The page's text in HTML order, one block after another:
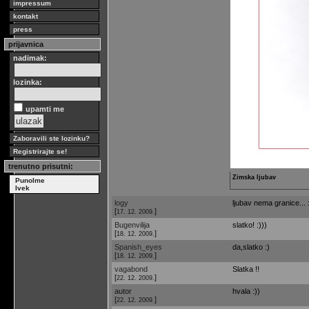
impressum
kontakt
press
prijavnica
nadimak:
lozinka:
upamti me
Zaboravili ste lozinku?
Registrirajte se!
trenutno prisutni:
PunoIme
Ivek
Zimska ljubav
logy
[17. 12. 2009. ]
ljubav nema granice...
Bugenvilija
[18. 12. 2009. ]
slatko! :)))
Spanish_eyes
[18. 12. 2009. ]
da,slatko :)
vagabond
[22. 12. 2009. ]
Slatka !!
autor
[22. 12. 2009. ]
hvala :))